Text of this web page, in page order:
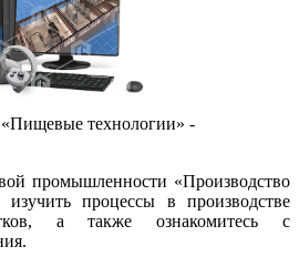
технологии» -
промышленности «Производство
процессы в производстве
а также ознакомитесь с